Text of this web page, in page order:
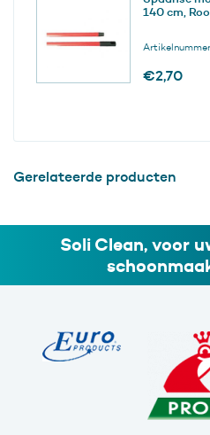
140 cm,
€2,70
Gerelateerde producten
Soli Clean, voor